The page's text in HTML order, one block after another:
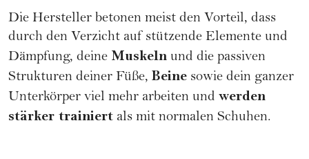
Die Hersteller betonen meist den Vorteil, dass
durch den Verzicht auf stützende Elemente und
Dämpfung, deine Muskeln und die passiven
Strukturen deiner Füße, Beine sowie dein ganzer
Unterkörper viel mehr arbeiten und werden
stärker trainiert als mit normalen Schuhen.